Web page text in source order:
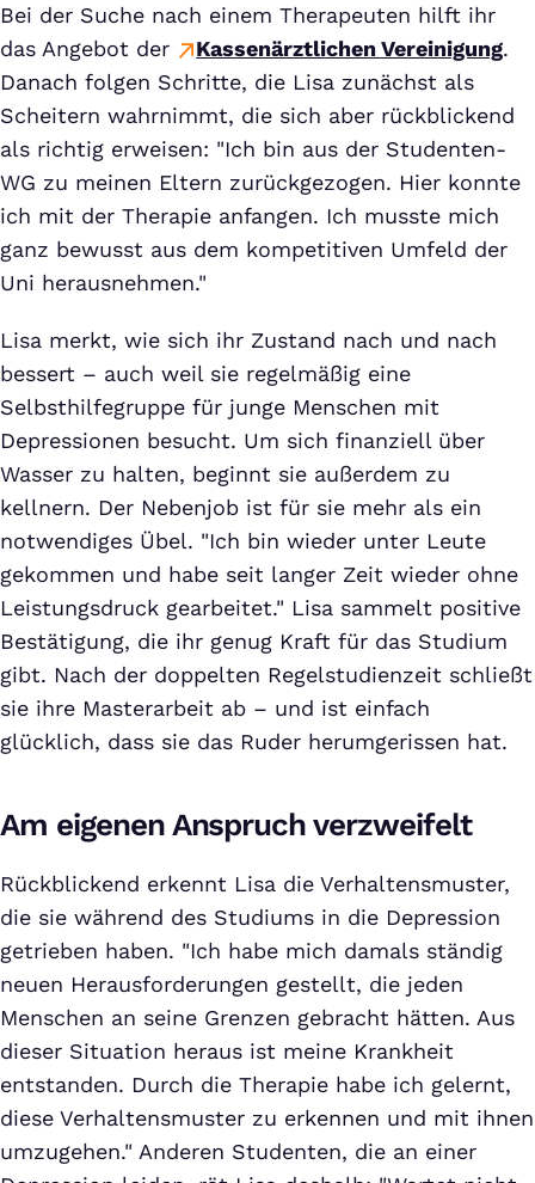
Bei der Suche nach einem Therapeuten hilft ihr
das Angebot der
Kassenärztlichen Vereinigung.
Danach folgen Schritte, die Lisa zunächst als
Scheitern wahrnimmt, die sich aber rückblickend
als richtig erweisen: "Ich bin aus der Studenten-
WG zu meinen Eltern zurückgezogen. Hier konnte
ich mit der Therapie anfangen. Ich musste mich
ganz bewusst aus dem kompetitiven Umfeld der
Uni herausnehmen."
Lisa merkt, wie sich ihr Zustand nach und nach
bessert – auch weil sie regelmäßig eine
Selbsthilfegruppe für junge Menschen mit
Depressionen besucht. Um sich finanziell über
Wasser zu halten, beginnt sie außerdem zu
kellnern. Der Nebenjob ist für sie mehr als ein
notwendiges Übel. "Ich bin wieder unter Leute
gekommen und habe seit langer Zeit wieder ohne
Leistungsdruck gearbeitet." Lisa sammelt positive
Bestätigung, die ihr genug Kraft für das Studium
gibt. Nach der doppelten Regelstudienzeit schließt
sie ihre Masterarbeit ab – und ist einfach
glücklich, dass sie das Ruder herumgerissen hat.
Am eigenen Anspruch verzweifelt
Rückblickend erkennt Lisa die Verhaltensmuster,
die sie während des Studiums in die Depression
getrieben haben. "Ich habe mich damals ständig
neuen Herausforderungen gestellt, die jeden
Menschen an seine Grenzen gebracht hätten. Aus
dieser Situation heraus ist meine Krankheit
entstanden. Durch die Therapie habe ich gelernt,
diese Verhaltensmuster zu erkennen und mit ihnen
umzugehen." Anderen Studenten, die an einer